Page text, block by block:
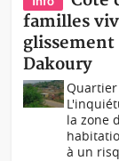
familles
Dakoury
Quartier
la zone
à un